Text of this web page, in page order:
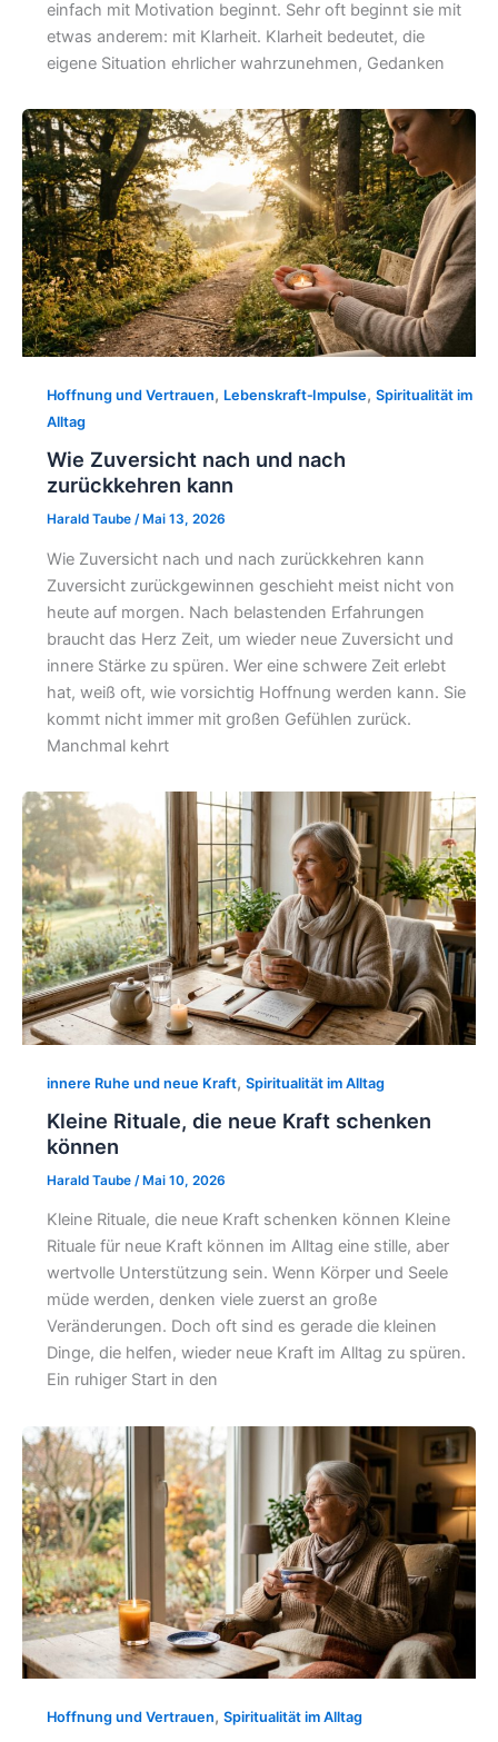
einfach mit Motivation beginnt. Sehr oft beginnt sie mit
etwas anderem: mit Klarheit. Klarheit bedeutet, die
eigene Situation ehrlicher wahrzunehmen, Gedanken
Hoffnung und Vertrauen, Lebenskraft‑Impulse, Spiritualität im
Alltag
Wie Zuversicht nach und nach
zurückkehren kann
Harald Taube / Mai 13, 2026
Wie Zuversicht nach und nach zurückkehren kann
Zuversicht zurückgewinnen geschieht meist nicht von
heute auf morgen. Nach belastenden Erfahrungen
braucht das Herz Zeit, um wieder neue Zuversicht und
innere Stärke zu spüren. Wer eine schwere Zeit erlebt
hat, weiß oft, wie vorsichtig Hoffnung werden kann. Sie
kommt nicht immer mit großen Gefühlen zurück.
Manchmal kehrt
innere Ruhe und neue Kraft, Spiritualität im Alltag
Kleine Rituale, die neue Kraft schenken
können
Harald Taube / Mai 10, 2026
Kleine Rituale, die neue Kraft schenken können Kleine
Rituale für neue Kraft können im Alltag eine stille, aber
wertvolle Unterstützung sein. Wenn Körper und Seele
müde werden, denken viele zuerst an große
Veränderungen. Doch oft sind es gerade die kleinen
Dinge, die helfen, wieder neue Kraft im Alltag zu spüren.
Ein ruhiger Start in den
Hoffnung und Vertrauen, Spiritualität im Alltag